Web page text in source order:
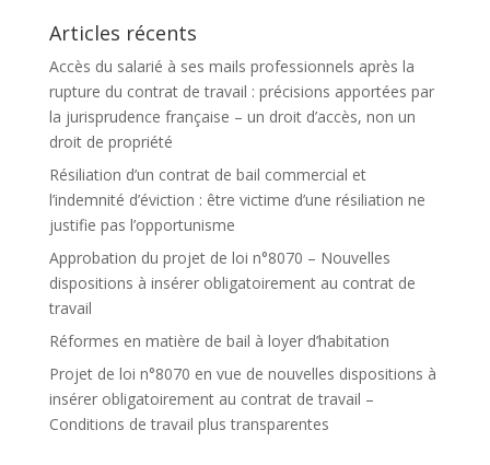
Articles récents
Accès du salarié à ses mails professionnels après la
rupture du contrat de travail : précisions apportées par
la jurisprudence française – un droit d’accès, non un
droit de propriété
Résiliation d’un contrat de bail commercial et
l’indemnité d’éviction : être victime d’une résiliation ne
justifie pas l’opportunisme
Approbation du projet de loi n°8070 – Nouvelles
dispositions à insérer obligatoirement au contrat de
travail
Réformes en matière de bail à loyer d’habitation
Projet de loi n°8070 en vue de nouvelles dispositions à
insérer obligatoirement au contrat de travail –
Conditions de travail plus transparentes